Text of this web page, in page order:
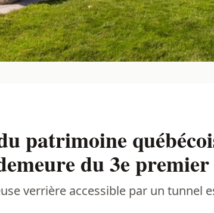
patrimoine
du 3e
verrière accessible par un tunnel